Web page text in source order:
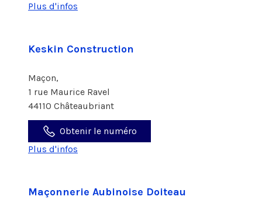
Plus d'infos
Keskin Construction
Maçon,
1 rue Maurice Ravel
44110 Châteaubriant
Obtenir le numéro
Plus d'infos
Maçonnerie Aubinoise Doiteau